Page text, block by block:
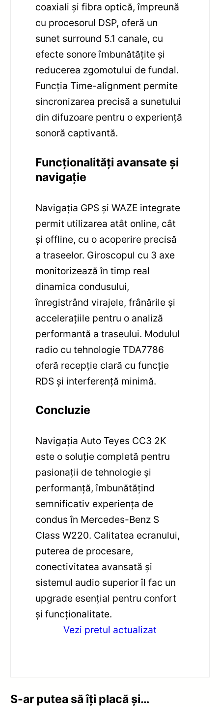
coaxiali și fibra optică, împreună
cu procesorul DSP, oferă un
sunet surround 5.1 canale, cu
efecte sonore îmbunătățite și
reducerea zgomotului de fundal.
Funcția Time-alignment permite
sincronizarea precisă a sunetului
din difuzoare pentru o experiență
sonoră captivantă.
Funcționalități avansate și
navigație
Navigația GPS și WAZE integrate
permit utilizarea atât online, cât
și offline, cu o acoperire precisă
a traseelor. Giroscopul cu 3 axe
monitorizează în timp real
dinamica condusului,
înregistrând virajele, frânările și
accelerațiile pentru o analiză
performantă a traseului. Modulul
radio cu tehnologie TDA7786
oferă recepție clară cu funcție
RDS și interferență minimă.
Concluzie
Navigația Auto Teyes CC3 2K
este o soluție completă pentru
pasionații de tehnologie și
performanță, îmbunătățind
semnificativ experiența de
condus în Mercedes-Benz S
Class W220. Calitatea ecranului,
puterea de procesare,
conectivitatea avansată și
sistemul audio superior îl fac un
upgrade esențial pentru confort
și funcționalitate.
Vezi pretul actualizat
S-ar putea să îți placă și…